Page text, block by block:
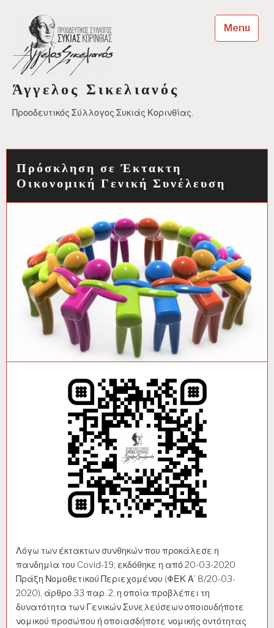
content
Άγγελος Σικελιανός
Προοδευτικός Σύλλογος Συκιάς Κορινθίας.
Menu
Πρόσκληση σε Έκτακτη
Οικονομική Γενική Συνέλευση
Λόγω των έκτακτων συνθηκών που προκάλεσε η
πανδημία του Covid-19, εκδόθηκε η από 20-03-2020
Πράξη Νομοθετικού Περιεχομένου (ΦΕΚ Α’ 8/20-03-
2020), άρθρο 33 παρ. 2, η οποία προβλέπει τη
δυνατότητα των Γενικών Συνελεύσεων οποιουδήποτε
νομικού προσώπου ή οποιασδήποτε νομικής οντότητας